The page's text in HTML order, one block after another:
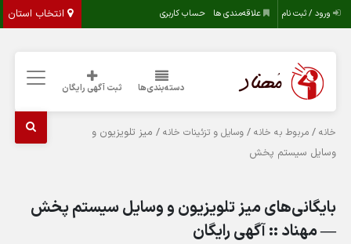
انتخاب استان ورود / ثبت نام علاقه‌مندی ها حساب کاربری
دسته‌بندی‌ها ثبت آگهی رایگان
خانه /مربوط به خانه /وسایل و تزئینات خانه / میز تلویزیون و
وسایل سیستم پخش
بایگانی‌های میز تلویزیون و وسایل سیستم پخش
— مهناد :: آگهی رایگان